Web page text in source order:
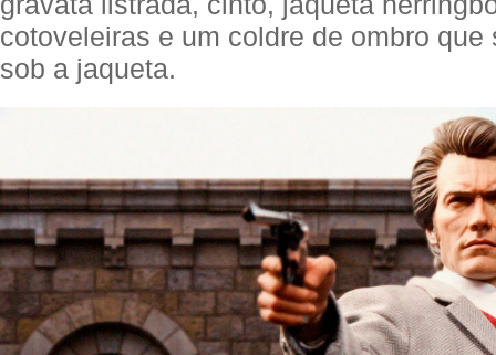
cotoveleiras e um coldre de ombro que
sob a jaqueta.